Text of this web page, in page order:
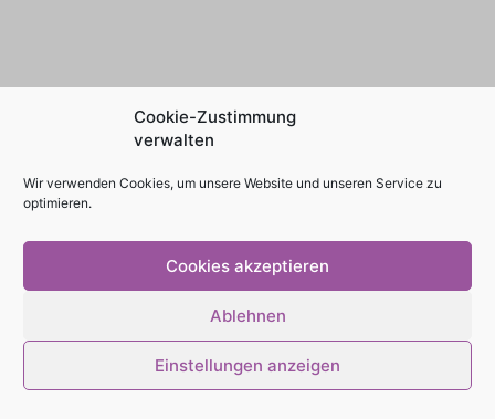
Cookie-Zustimmung
verwalten
Wir verwenden Cookies, um unsere Website und unseren Service zu
optimieren.
Cookies akzeptieren
Ablehnen
Einstellungen anzeigen